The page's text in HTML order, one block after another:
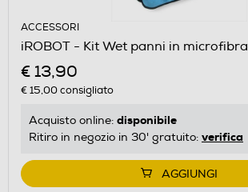
ACCESSORI
iROBOT - Kit Wet panni in microfibra
€ 13,90
€ 15,00consigliato
Acquisto online: disponibile
Ritiro in negozio in 30' gratuito: verifica
AGGIUNGI